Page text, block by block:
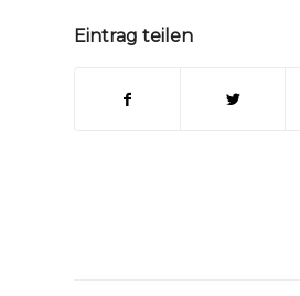
Eintrag teilen